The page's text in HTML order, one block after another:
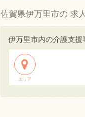
佐賀県伊万里市の 求人
伊万里市内の介護支
エリア